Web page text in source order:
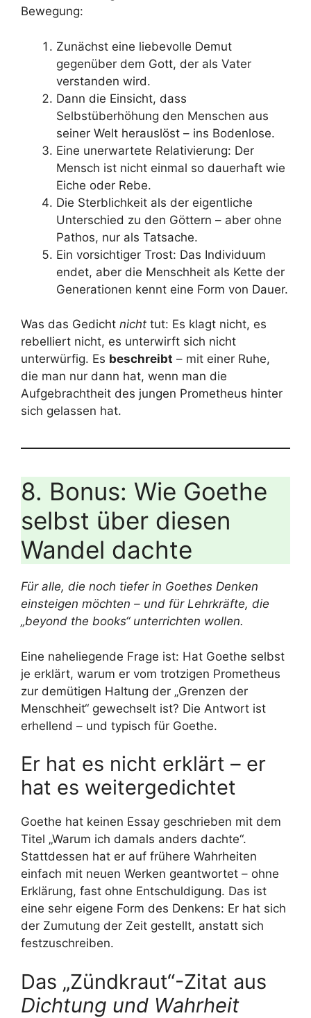
Bewegung:
Zunächst eine liebevolle Demut
gegenüber dem Gott, der als Vater
verstanden wird.
Dann die Einsicht, dass
Selbstüberhöhung den Menschen aus
seiner Welt herauslöst – ins Bodenlose.
Eine unerwartete Relativierung: Der
Mensch ist nicht einmal so dauerhaft wie
Eiche oder Rebe.
Die Sterblichkeit als der eigentliche
Unterschied zu den Göttern – aber ohne
Pathos, nur als Tatsache.
Ein vorsichtiger Trost: Das Individuum
endet, aber die Menschheit als Kette der
Generationen kennt eine Form von Dauer.
Was das Gedicht nicht tut: Es klagt nicht, es
rebelliert nicht, es unterwirft sich nicht
unterwürfig. Es beschreibt – mit einer Ruhe,
die man nur dann hat, wenn man die
Aufgebrachtheit des jungen Prometheus hinter
sich gelassen hat.
8. Bonus: Wie Goethe
selbst über diesen
Wandel dachte
Für alle, die noch tiefer in Goethes Denken
einsteigen möchten – und für Lehrkräfte, die
„beyond the books“ unterrichten wollen.
Eine naheliegende Frage ist: Hat Goethe selbst
je erklärt, warum er vom trotzigen Prometheus
zur demütigen Haltung der „Grenzen der
Menschheit“ gewechselt ist? Die Antwort ist
erhellend – und typisch für Goethe.
Er hat es nicht erklärt – er
hat es weitergedichtet
Goethe hat keinen Essay geschrieben mit dem
Titel „Warum ich damals anders dachte“.
Stattdessen hat er auf frühere Wahrheiten
einfach mit neuen Werken geantwortet – ohne
Erklärung, fast ohne Entschuldigung. Das ist
eine sehr eigene Form des Denkens: Er hat sich
der Zumutung der Zeit gestellt, anstatt sich
festzuschreiben.
Das „Zündkraut“-Zitat aus
Dichtung und Wahrheit